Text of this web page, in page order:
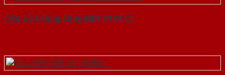
Cửa Gỗ Chống Cháy MDF P1R4 C1